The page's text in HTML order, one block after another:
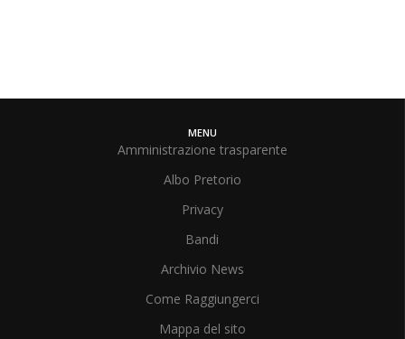
MENU
Amministrazione trasparente
Albo Pretorio
Privacy
Bandi
Archivio News
Come Raggiungerci
Mappa del sito